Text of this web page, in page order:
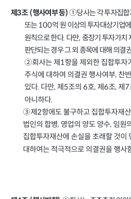
제3조(행사여부 등)①당사는 각 투자집합
또는100억 원 이상의 투자대상기업
원칙으로 한다. 다만, 중장기 투자가치
판단되는 경우 그 외 종목에 대해 의결
②회사는 제 1항을 제외한 집합투자
주식에 대하여 의결권 행사여부, 찬
있다. 다만,제 5조의6호,제6조,제 7
아니하다.
③제 2항에도 불구하고 집합투자재
법인의 합병, 영업의 양도 양수, 임원
집합투자재산에 손실을 초래할 것이
대하여는 적극적으로 의결권을 행사